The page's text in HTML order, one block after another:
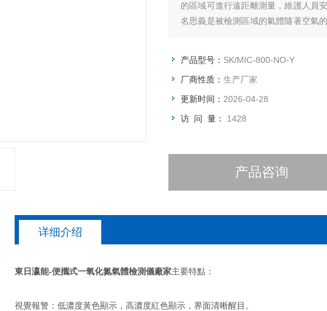
的區域可進行遠距離測量，維護人員
名思義是被檢測區域的氣體隨著空氣
产品型号： SK/MIC-800-NO-Y
厂商性质： 生产厂家
更新时间： 2026-04-28
访 问 量： 1428
产品咨询
详细介绍
東日瀛能-便攜式一氧化氮氣體檢測儀廠家主要特點：
視覺報警：低濃度黃色顯示，高濃度紅色顯示，界面清晰醒目。